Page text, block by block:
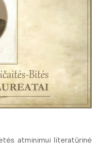
atminimui literatūrinė